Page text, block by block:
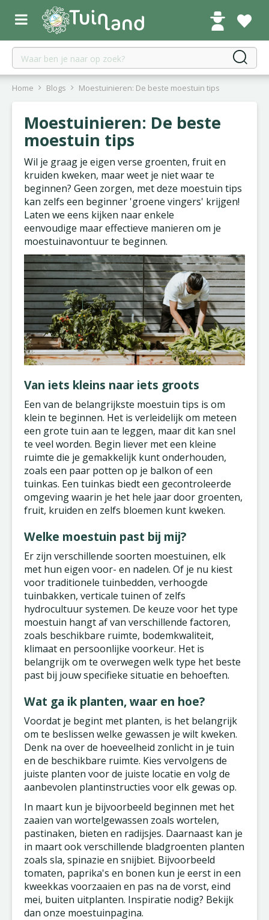
r
Home Blogs Moestuinieren: De beste moestuin tips
Moestuinieren: De beste
moestuin tips
Wil je graag je eigen verse groenten, fruit en
kruiden kweken, maar weet je niet waar te
beginnen? Geen zorgen, met deze moestuin tips
kan zelfs een beginner 'groene vingers' krijgen!
Laten we eens kijken naar enkele
eenvoudige maar effectieve manieren om je
moestuinavontuur te beginnen.
Van iets kleins naar iets groots
Een van de belangrijkste moestuin tips is om
klein te beginnen. Het is verleidelijk om meteen
een grote tuin aan te leggen, maar dit kan snel
te veel worden. Begin liever met een kleine
ruimte die je gemakkelijk kunt onderhouden,
zoals een paar potten op je balkon of een
tuinkas. Een tuinkas biedt een gecontroleerde
omgeving waarin je het hele jaar door groenten,
fruit, kruiden en zelfs bloemen kunt kweken.
Welke moestuin past bij mij?
Er zijn verschillende soorten moestuinen, elk
met hun eigen voor- en nadelen. Of je nu kiest
voor traditionele tuinbedden, verhoogde
tuinbakken, verticale tuinen of zelfs
hydrocultuur systemen. De keuze voor het type
moestuin hangt af van verschillende factoren,
zoals beschikbare ruimte, bodemkwaliteit,
klimaat en persoonlijke voorkeur. Het is
belangrijk om te overwegen welk type het beste
past bij jouw specifieke situatie en behoeften.
Wat ga ik planten, waar en hoe?
Voordat je begint met planten, is het belangrijk
om te beslissen welke gewassen je wilt kweken.
Denk na over de hoeveelheid zonlicht in je tuin
en de beschikbare ruimte. Kies vervolgens de
juiste planten voor de juiste locatie en volg de
aanbevolen plantinstructies voor elk gewas op.
In maart kun je bijvoorbeeld beginnen met het
zaaien van wortelgewassen zoals wortelen,
pastinaken, bieten en radijsjes. Daarnaast kan je
in maart ook verschillende bladgroenten planten
zoals sla, spinazie en snijbiet. Bijvoorbeeld
tomaten, paprika's en bonen kun je eerst in een
kweekkas voorzaaien en pas na de vorst, eind
mei, buiten uitplanten. Inspiratie nodig? Bekijk
dan onze moestuinpagina.